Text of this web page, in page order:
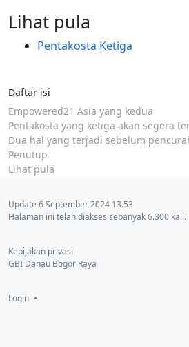
Lihat pula
Pentakosta Ketiga
Daftar isi
Empowered21 Asia yang kedua
Pentakosta yang ketiga akan segera
Dua hal yang terjadi sebelum
Penutup
Lihat pula
Update 6 September 2024 13.53
Halaman ini telah diakses sebanyak 6.300 kali.
Kebijakan privasi
GBI Danau Bogor Raya
Login